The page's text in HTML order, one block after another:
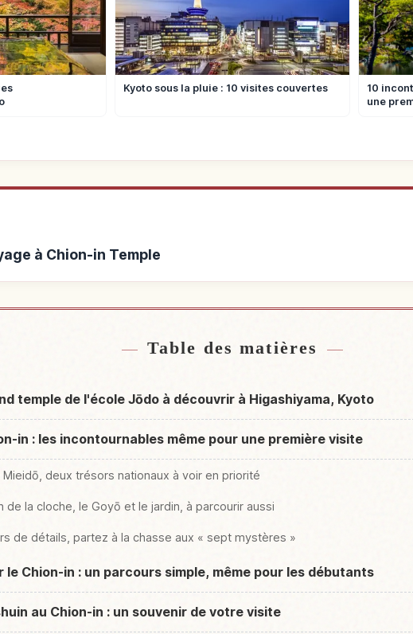
Kyoto sous la pluie : 10 visites couvertes
10
une
à Chion-in Temple
Table des matières
temple de l'école Jōdo à découvrir à Higashiyama, Kyoto
in : les incontournables même pour une première visite
deux trésors nationaux à voir en priorité
de la cloche, le Goyō et le jardin, à parcourir aussi
de détails, partez à la chasse aux « sept mystères »
le Chion-in : un parcours simple, même pour les débutants
au Chion-in : un souvenir de votre visite